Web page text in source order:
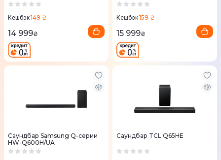
Кешбэк149 ₴
14 999₴
Кешбэк159 ₴
15 999₴
Саундбар Samsung Q-серии
HW-Q600H/UA
Саундбар TCL Q65HE